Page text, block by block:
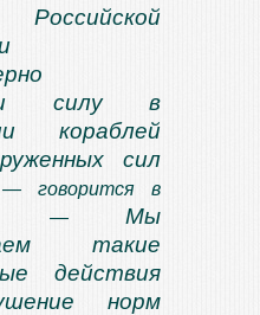
силу в
кораблей
сил
говорится в
—
Мы
такие
действия
норм